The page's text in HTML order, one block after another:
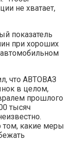
не хватает,
показатель
при хороших
что АВТОВАЗ
в целом,
прошлого
тысяч
том, какие меры